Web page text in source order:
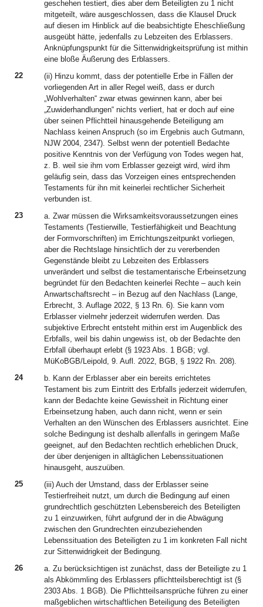
geschehen testiert, dies aber dem Beteiligten zu 1 nicht
mitgeteilt, wäre ausgeschlossen, dass die Klausel Druck
auf diesen im Hinblick auf die beabsichtigte Eheschließung
ausgeübt hätte, jedenfalls zu Lebzeiten des Erblassers.
Anknüpfungspunkt für die Sittenwidrigkeitsprüfung ist mithin
eine bloße Äußerung des Erblassers.
22
(ii) Hinzu kommt, dass der potentielle Erbe in Fällen der
vorliegenden Art in aller Regel weiß, dass er durch
„Wohlverhalten“ zwar etwas gewinnen kann, aber bei
„Zuwiderhandlungen“ nichts verliert, hat er doch auf eine
über seinen Pflichtteil hinausgehende Beteiligung am
Nachlass keinen Anspruch (so im Ergebnis auch Gutmann,
NJW 2004, 2347). Selbst wenn der potentiell Bedachte
positive Kenntnis von der Verfügung von Todes wegen hat,
z. B. weil sie ihm vom Erblasser gezeigt wird, wird ihm
geläufig sein, dass das Vorzeigen eines entsprechenden
Testaments für ihn mit keinerlei rechtlicher Sicherheit
verbunden ist.
23
a. Zwar müssen die Wirksamkeitsvoraussetzungen eines
Testaments (Testierwille, Testierfähigkeit und Beachtung
der Formvorschriften) im Errichtungszeitpunkt vorliegen,
aber die Rechtslage hinsichtlich der zu vererbenden
Gegenstände bleibt zu Lebzeiten des Erblassers
unverändert und selbst die testamentarische Erbeinsetzung
begründet für den Bedachten keinerlei Rechte – auch kein
Anwartschaftsrecht – in Bezug auf den Nachlass (Lange,
Erbrecht, 3. Auflage 2022, § 13 Rn. 6). Sie kann vom
Erblasser vielmehr jederzeit widerrufen werden. Das
subjektive Erbrecht entsteht mithin erst im Augenblick des
Erbfalls, weil bis dahin ungewiss ist, ob der Bedachte den
Erbfall überhaupt erlebt (§ 1923 Abs. 1 BGB; vgl.
MüKoBGB/Leipold, 9. Aufl. 2022, BGB, § 1922 Rn. 208).
24
b. Kann der Erblasser aber ein bereits errichtetes
Testament bis zum Eintritt des Erbfalls jederzeit widerrufen,
kann der Bedachte keine Gewissheit in Richtung einer
Erbeinsetzung haben, auch dann nicht, wenn er sein
Verhalten an den Wünschen des Erblassers ausrichtet. Eine
solche Bedingung ist deshalb allenfalls in geringem Maße
geeignet, auf den Bedachten rechtlich erheblichen Druck,
der über denjenigen in alltäglichen Lebenssituationen
hinausgeht, auszuüben.
25
(iii) Auch der Umstand, dass der Erblasser seine
Testierfreiheit nutzt, um durch die Bedingung auf einen
grundrechtlich geschützten Lebensbereich des Beteiligten
zu 1 einzuwirken, führt aufgrund der in die Abwägung
zwischen den Grundrechten einzubeziehenden
Lebenssituation des Beteiligten zu 1 im konkreten Fall nicht
zur Sittenwidrigkeit der Bedingung.
26
a. Zu berücksichtigen ist zunächst, dass der Beteiligte zu 1
als Abkömmling des Erblassers pflichtteilsberechtigt ist (§
2303 Abs. 1 BGB). Die Pflichtteilsansprüche führen zu einer
maßgeblichen wirtschaftlichen Beteiligung des Beteiligten